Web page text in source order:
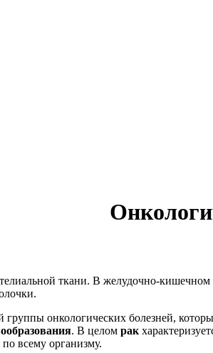
ткани. В желудочно-кишечном
онкологических болезней,
. В целом рак
по всему организму.